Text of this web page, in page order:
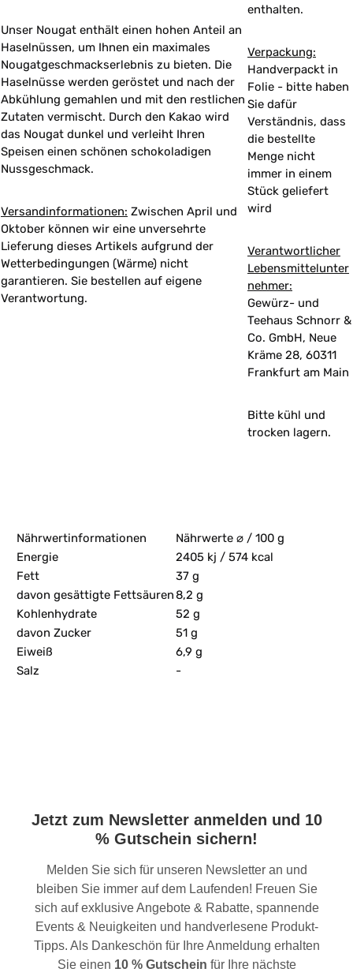
Unser Nougat enthält einen hohen Anteil an
Haselnüssen, um Ihnen ein maximales
Nougatgeschmackserlebnis zu bieten. Die
Haselnüsse werden geröstet und nach der
Abkühlung gemahlen und mit den restlichen
Zutaten vermischt. Durch den Kakao wird
das Nougat dunkel und verleiht Ihren
Speisen einen schönen schokoladigen
Nussgeschmack.
Versandinformationen: Zwischen April und
Oktober können wir eine unversehrte
Lieferung dieses Artikels aufgrund der
Wetterbedingungen (Wärme) nicht
garantieren. Sie bestellen auf eigene
Verantwortung.
enthalten.
Verpackung:
Handverpackt in
Folie - bitte haben
Sie dafür
Verständnis, dass
die bestellte
Menge nicht
immer in einem
Stück geliefert
wird
Verantwortlicher
Lebensmittelunter
nehmer:
Gewürz- und
Teehaus Schnorr &
Co. GmbH, Neue
Kräme 28, 60311
Frankfurt am Main
Bitte kühl und
trocken lagern.
Nährwertinformationen
Nährwerte ⌀ / 100 g
Energie
2405 kj / 574 kcal
Fett
37 g
davon gesättigte Fettsäuren8,2 g
Kohlenhydrate
52 g
davon Zucker
51 g
Eiweiß
6,9 g
Salz
-
Jetzt zum Newsletter anmelden und 10
% Gutschein sichern!
Melden Sie sich für unseren Newsletter an und
bleiben Sie immer auf dem Laufenden! Freuen Sie
sich auf exklusive Angebote & Rabatte, spannende
Events & Neuigkeiten und handverlesene Produkt-
Tipps. Als Dankeschön für Ihre Anmeldung erhalten
Sie einen 10 % Gutschein für Ihre nächste